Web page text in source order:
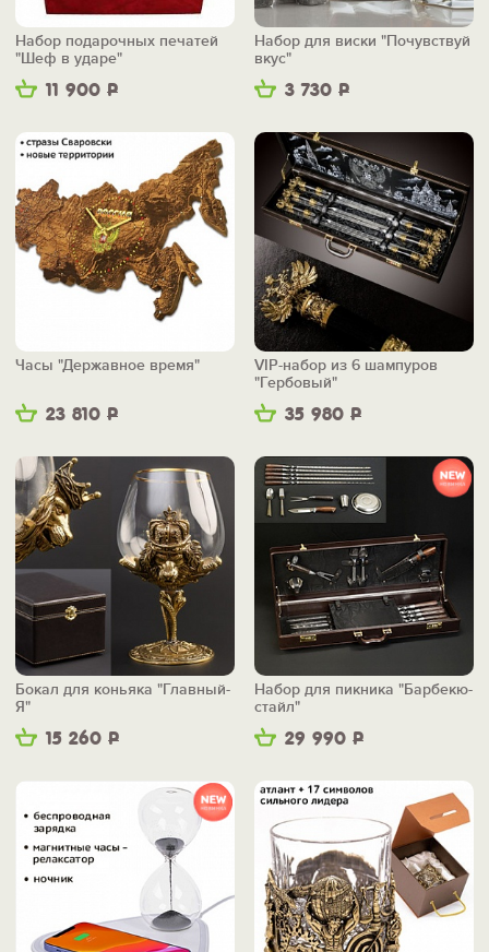
11 900 Р
Набор подарочных печатей
"Шеф в ударе"
3 730 Р
Набор для виски "Почувствуй
вкус"
23 810 Р
Часы "Державное время"
35 980 Р
VIP-набор из 6 шампуров
"Гербовый"
15 260 Р
Бокал для коньяка "Главный-
Я"
29 990 Р
Набор для пикника "Барбекю-
стайл"